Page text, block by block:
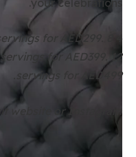
for AED299. 8
for AED399. 12
servings for AED499.
website or Instagram.